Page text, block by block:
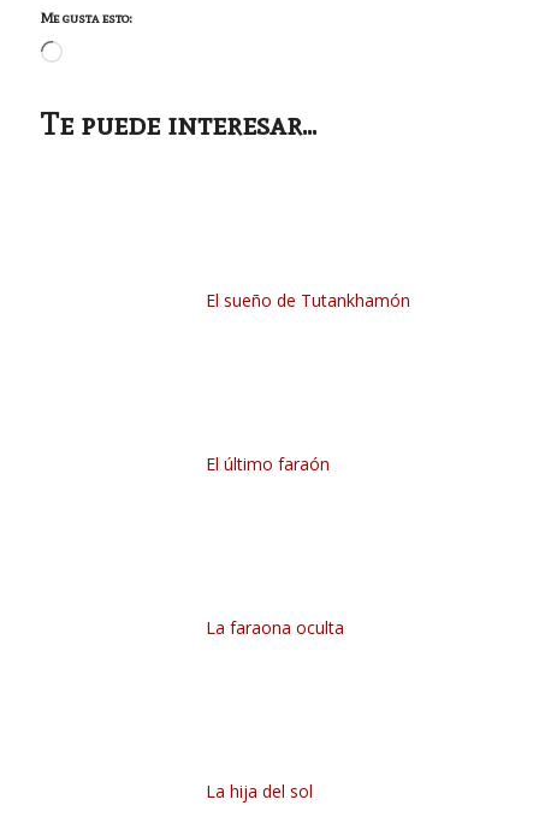
Me gusta esto:
Cargando...
Te puede interesar...
El sueño de Tutankhamón
El último faraón
La faraona oculta
La hija del sol